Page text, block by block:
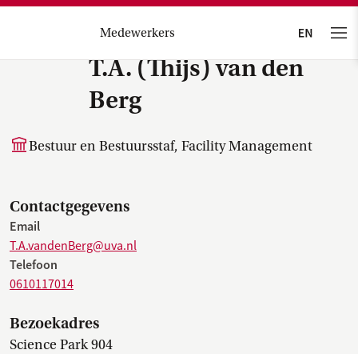
Medewerkers
T.A. (Thijs) van den
Berg
Bestuur en Bestuursstaf, Facility Management
Contactgegevens
Email
T.A.vandenBerg@uva.nl
Telefoon
0610117014
Bezoekadres
Science Park 904